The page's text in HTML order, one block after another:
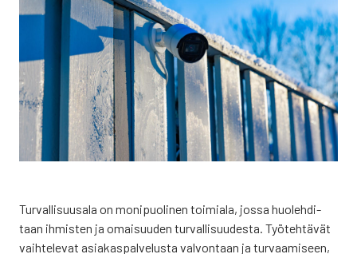
Tur­val­li­suusa­la on moni­puo­li­nen toi­mia­la, jos­sa huo­leh­di­
taan ihmis­ten ja omai­suu­den tur­val­li­suu­des­ta. Työ­teh­tä­vät
vaih­te­le­vat asia­kas­pal­ve­lus­ta val­von­taan ja tur­vaa­mi­seen,